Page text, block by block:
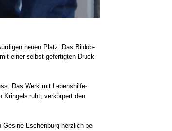
neu­en Platz: Das Bild­ob­
einer selbst gefer­tig­ten Druck­
Das Werk mit Lebenshilfe-
Krin­gels ruht, ver­kör­pert den
Eschen­burg herz­lich bei